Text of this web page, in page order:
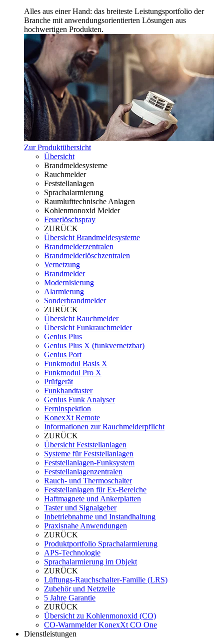
Alles aus einer Hand: das breiteste Leistungsportfolio der
Branche mit anwendungsorientierten Lösungen aus
hochwertigen Produkten.
Zur Produktübersicht
Übersicht
Brandmeldesysteme
Rauchmelder
Feststellanlagen
Sprachalarmierung
Raumlufttechnische Anlagen
Kohlenmonoxid Melder
Feuerlöschspray
ZURÜCK
Übersicht Brandmeldesysteme
Brandmelderzentralen
Brandmelderlöschzentralen
Vernetzung
Brandmelder
Modernisierung
Alarmierung
Sonderbrandmelder
ZURÜCK
Übersicht Rauchmelder
Übersicht Funkrauchmelder
Genius Plus
Genius Plus X (funkvernetzbar)
Genius Port
Funkmodul Basis X
Funkmodul Pro X
Prüfgerät
Funkhandtaster
Genius Funk Analyser
Ferninspektion
KonexXt Remote
Informationen zur Rauchmelderpflicht
ZURÜCK
Übersicht Feststellanlagen
Systeme für Feststellanlagen
Feststellanlagen-Funksystem
Feststellanlagenzentralen
Rauch- und Thermoschalter
Feststellanlagen für Ex-Bereiche
Haftmagnete und Ankerplatten
Taster und Signalgeber
Inbetriebnahme und Instandhaltung
Praxisnahe Anwendungen
ZURÜCK
Produktportfolio Sprachalarmierung
APS-Technologie
Sprachalarmierung im Objekt
ZURÜCK
Lüftungs-Rauchschalter-Familie (LRS)
Zubehör und Netzteile
5 Jahre Garantie
ZURÜCK
Übersicht zu Kohlenmonoxid (CO)
CO-Warnmelder KonexXt CO One
Dienstleistungen